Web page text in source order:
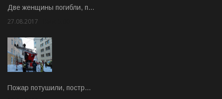
Две женщины погибли, п…
27.08.2017
Пожар потушили, постр…